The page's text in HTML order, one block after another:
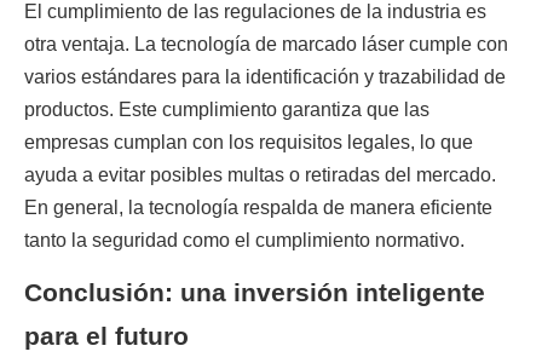
El cumplimiento de las regulaciones de la industria es
otra ventaja. La tecnología de marcado láser cumple con
varios estándares para la identificación y trazabilidad de
productos. Este cumplimiento garantiza que las
empresas cumplan con los requisitos legales, lo que
ayuda a evitar posibles multas o retiradas del mercado.
En general, la tecnología respalda de manera eficiente
tanto la seguridad como el cumplimiento normativo.
Conclusión: una inversión inteligente
para el futuro